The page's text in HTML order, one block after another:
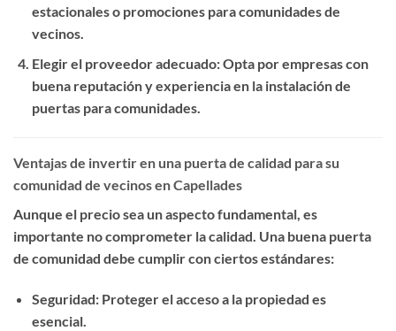
estacionales o promociones para comunidades de
vecinos.
Elegir el proveedor adecuado: Opta por empresas con
buena reputación y experiencia en la instalación de
puertas para comunidades.
Ventajas de invertir en una puerta de calidad para su
comunidad de vecinos en Capellades
Aunque el precio sea un aspecto fundamental, es
importante no comprometer la calidad. Una buena puerta
de comunidad debe cumplir con ciertos estándares:
Seguridad: Proteger el acceso a la propiedad es
esencial.